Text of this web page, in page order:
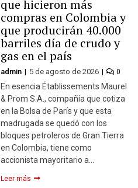
que hicieron más
compras en Colombia y
que producirán 40.000
barriles día de crudo y
gas en el país
admin 5 de agosto de 2026 0
En esencia Établissements Maurel
& Prom S.A., compañía que cotiza
en la Bolsa de París y que esta
madrugada se quedó con los
bloques petroleros de Gran Tierra
en Colombia, tiene como
accionista mayoritario a…
Leer más